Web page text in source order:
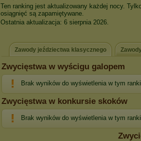
Ten ranking jest aktualizowany każdej nocy.
osiągnięć są zapamiętywane.
Ostatnia aktualizacja: 6 sierpnia 2026.
Zawody jeździectwa klasycznego
Zwycięstwa w wyścigu galopem
Brak wyników do wyświetlenia w tym
Zwycięstwa w konkursie skoków
Brak wyników do wyświetlenia w tym